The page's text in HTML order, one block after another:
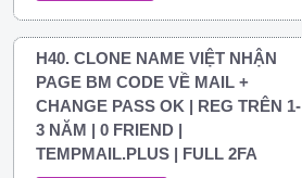
H40. CLONE NAME VIỆT NHẬN
PAGE BM CODE VỀ MAIL +
CHANGE PASS OK | REG TRÊN 1-
3 NĂM | 0 FRIEND |
TEMPMAIL.PLUS | FULL 2FA